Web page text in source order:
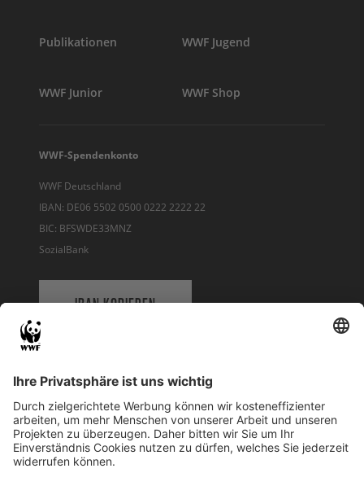
Publikationen WWF Jugend
WWF Junior WWF Shop
WWF-Spendenkonto
WWF Deutschland
IBAN: DE06 5502 0500 0222 2222 22
BIC: BFSWDE33MNZ
SozialBank
IBAN KOPIEREN
WWF Deutschland
Reinhardtstr. 18
10117 Berlin